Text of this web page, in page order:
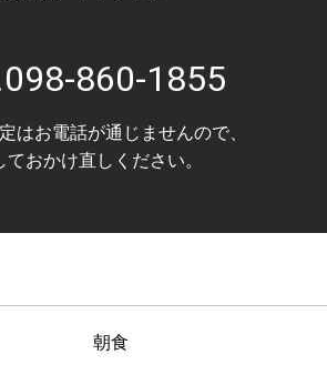
098-860-1855
はお電話が通じませんので、
ておかけ直しください。
朝食